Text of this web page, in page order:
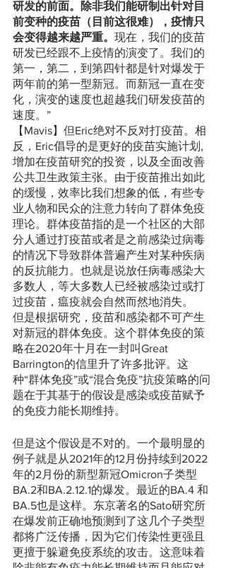
研发的前面。除非我们能研制出针对目
前变种的疫苗（目前这很难），疫情只
会变得越来越严重。 现在，我们的疫苗
研发已经跟不上疫情的演变了。我们的
第一，第二，到第四针都是针对爆发于
两年前的第一型新冠。而新冠一直在变
化，演变的速度也超越我们研发疫苗的
速度。”
【Mavis】但Eric绝对不反对打疫苗。相
反，Eric倡导的是更好的疫苗实施计划,
增加在疫苗研究的投资，以及全面改善
公共卫生政策主张。由于疫苗推出如此
的缓慢，效率比我们想象的低，有些专
业人物和民众的注意力转向了群体免疫
理论。群体疫苗指的是一个社区的大部
分人通过打疫苗或者是之前感染过病毒
的情况下导致群体普遍产生对某种疾病
的反抗能力。也就是说放任病毒感染大
多数人，等大多数人已经被感染过或打
过疫苗，瘟疫就会自然而然地消失。
但是根据研究，疫苗和感染都不可产生
对新冠的群体免疫。这个群体免疫的策
略在2020年十月在一封叫Great
Barrington的信里升了许多批评。这
种“群体免疫”或“混合免疫”抗疫策略的问
题在于其基于的假设是感染或疫苗赋予
的免疫力能长期维持。
但是这个假设是不对的。一个最明显的
例子就是从2021年的12月份持续到2022
年的2月份的新型新冠Omicron子类型
BA.2和BA.2.12.1的爆发。最近的BA.4 和
BA.5也是这样。东京著名的Sato研究所
在爆发前正确地预测到了这几个子类型
都将广泛传播，因为它们传染性更强且
更擅于躲避免疫系统的攻击。这意味着